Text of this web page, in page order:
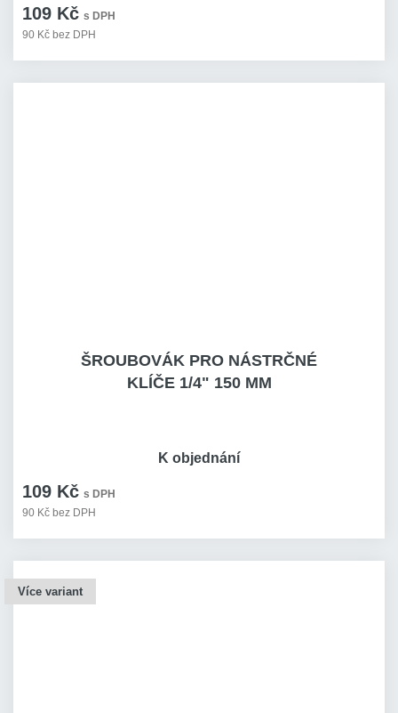
109 Kč s DPH
90 Kč bez DPH
ŠROUBOVÁK PRO NÁSTRČNÉ
KLÍČE 1/4" 150 MM
109 Kč s DPH
90 Kč bez DPH
K objednání
Více variant